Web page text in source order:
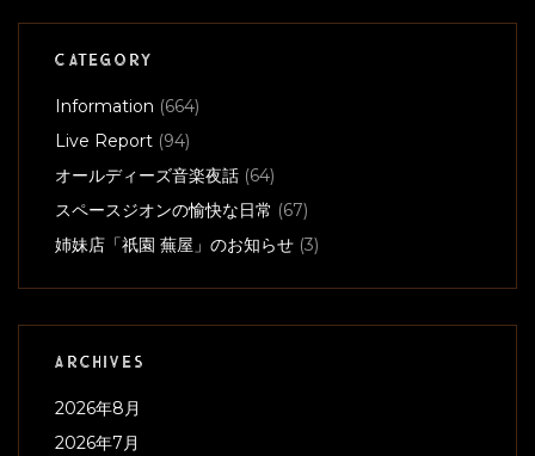
CATEGORY
Information (664)
Live Report (94)
オールディーズ音楽夜話 (64)
スペースジオンの愉快な日常 (67)
姉妹店「祇園 蕪屋」のお知らせ (3)
ARCHIVES
2026年8月
2026年7月